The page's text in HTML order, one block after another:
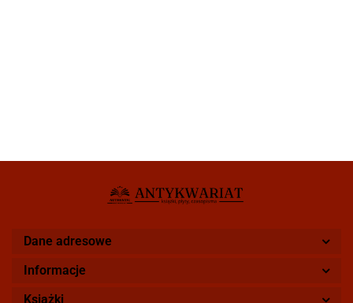
Dane adresowe
Informacje
Książki